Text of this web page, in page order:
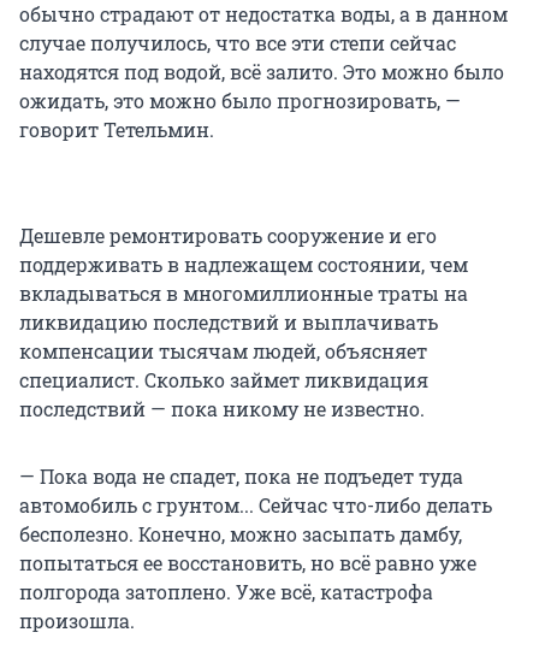
обычно страдают от недостатка воды, а в данном
случае получилось, что все эти степи сейчас
находятся под водой, всё залито. Это можно было
ожидать, это можно было прогнозировать, —
говорит Тетельмин.
Дешевле ремонтировать сооружение и его
поддерживать в надлежащем состоянии, чем
вкладываться в многомиллионные траты на
ликвидацию последствий и выплачивать
компенсации тысячам людей, объясняет
специалист. Сколько займет ликвидация
последствий — пока никому не известно.
— Пока вода не спадет, пока не подъедет туда
автомобиль с грунтом... Сейчас что-либо делать
бесполезно. Конечно, можно засыпать дамбу,
попытаться ее восстановить, но всё равно уже
полгорода затоплено. Уже всё, катастрофа
произошла.